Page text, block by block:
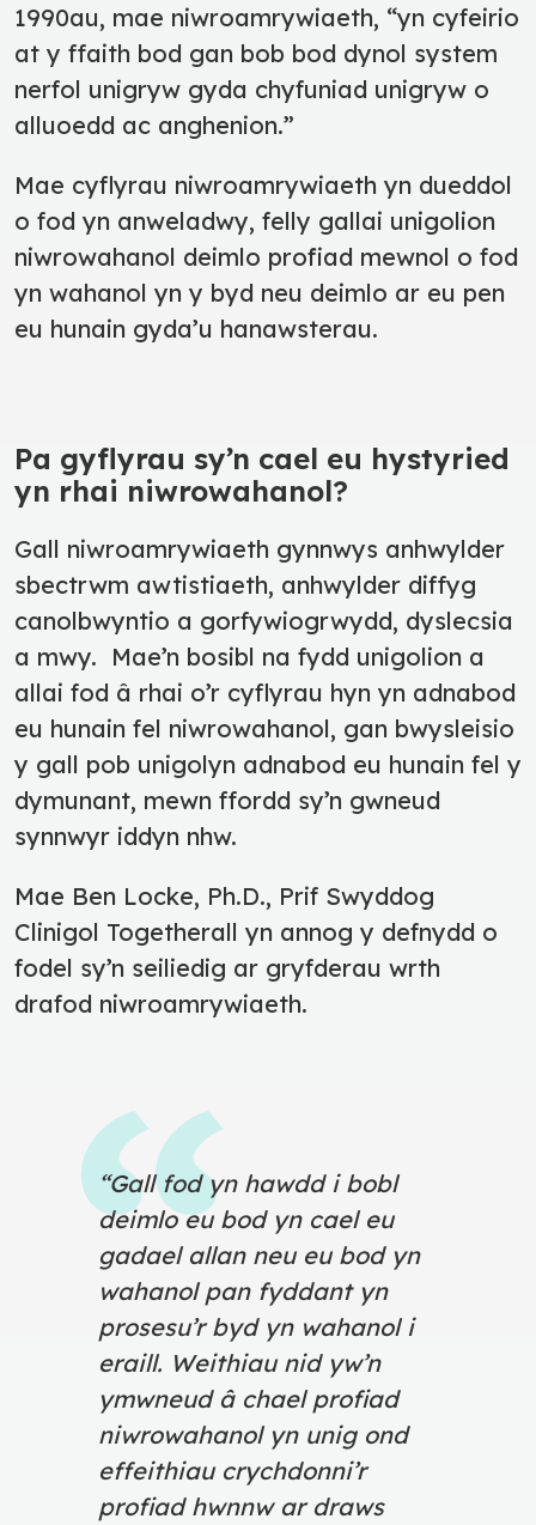
1990au, mae niwroamrywiaeth, “yn cyfeirio
at y ffaith bod gan bob bod dynol system
nerfol unigryw gyda chyfuniad unigryw o
alluoedd ac anghenion.”
Mae cyflyrau niwroamrywiaeth yn dueddol
o fod yn anweladwy, felly gallai unigolion
niwrowahanol deimlo profiad mewnol o fod
yn wahanol yn y byd neu deimlo ar eu pen
eu hunain gyda’u hanawsterau.
Pa gyflyrau sy’n cael eu hystyried
yn rhai niwrowahanol?
Gall niwroamrywiaeth gynnwys anhwylder
sbectrwm awtistiaeth, anhwylder diffyg
canolbwyntio a gorfywiogrwydd, dyslecsia
a mwy. Mae’n bosibl na fydd unigolion a
allai fod â rhai o’r cyflyrau hyn yn adnabod
eu hunain fel niwrowahanol, gan bwysleisio
y gall pob unigolyn adnabod eu hunain fel y
dymunant, mewn ffordd sy’n gwneud
synnwyr iddyn nhw.
Mae Ben Locke, Ph.D., Prif Swyddog
Clinigol Togetherall yn annog y defnydd o
fodel sy’n seiliedig ar gryfderau wrth
drafod niwroamrywiaeth.
“Gall fod yn hawdd i bobl
deimlo eu bod yn cael eu
gadael allan neu eu bod yn
wahanol pan fyddant yn
prosesu’r byd yn wahanol i
eraill. Weithiau nid yw’n
ymwneud â chael profiad
niwrowahanol yn unig ond
effeithiau crychdonni’r
profiad hwnnw ar draws